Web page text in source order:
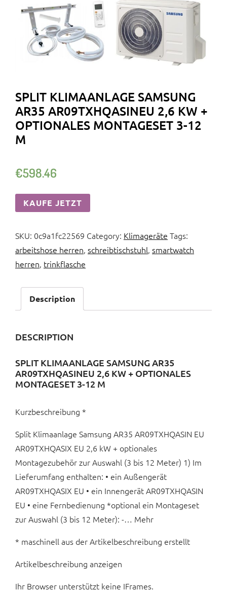
SPLIT KLIMAANLAGE SAMSUNG
AR35 AR09TXHQASINEU 2,6 KW +
OPTIONALES MONTAGESET 3-12
M
€598.46
KAUFE JETZT
SKU: 0c9a1fc22569 Category: Klimageräte Tags:
arbeitshose herren, schreibtischstuhl, smartwatch
herren, trinkflasche
Description
DESCRIPTION
SPLIT KLIMAANLAGE SAMSUNG AR35
AR09TXHQASINEU 2,6 KW + OPTIONALES
MONTAGESET 3-12 M
Kurzbeschreibung *
Split Klimaanlage Samsung AR35 AR09TXHQASIN EU
AR09TXHQASIX EU 2,6 kW + optionales
Montagezubehör zur Auswahl (3 bis 12 Meter) 1) Im
Lieferumfang enthalten: • ein Außengerät
AR09TXHQASIX EU • ein Innengerät AR09TXHQASIN
EU • eine Fernbedienung *optional ein Montageset
zur Auswahl (3 bis 12 Meter): -… Mehr
* maschinell aus der Artikelbeschreibung erstellt
Artikelbeschreibung anzeigen
Ihr Browser unterstützt keine IFrames.